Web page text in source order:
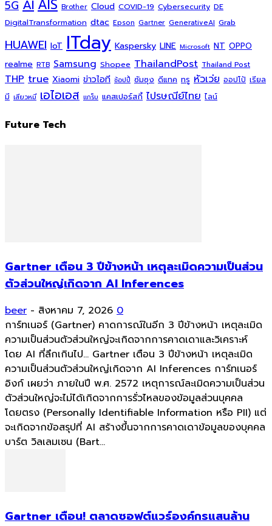
5G AI AIS Brother Cloud COVID-19 Cybersecurity DE
DigitalTransformation dtac Epson Gartner GenerativeAI Grab
HUAWEI IoT ITday Kaspersky LINE Microsoft NT OPPO
realme RTB Samsung Shopee ThailandPost Thailand Post
THP true Xiaomi ข่าวไอที ช้อปปี้ ซัมซุง ดีแทค ทรู หัวเว่ย ออปโป้ เรียล
มี เสียวหมี่ เอไอเอส แกร็บ แคสเปอร์สกี้ ไปรษณีย์ไทย ไลน์
Future Tech
Gartner เตือน 3 ปีข้างหน้า เหตุละเมิดความเป็นส่วน
ตัวส่วนใหญ่เกิดจาก AI Inferences
beer - สิงหาคม 7, 2026 0
การ์ทเนอร์ (Gartner) คาดการณ์ในอีก 3 ปีข้างหน้า เหตุละเมิด
ความเป็นส่วนตัวส่วนใหญ่จะเกิดจากการคาดเดาและวิเคราะห์
โดย AI ที่ลึกเกินไป... Gartner เตือน 3 ปีข้างหน้า เหตุละเมิด
ความเป็นส่วนตัวส่วนใหญ่เกิดจาก AI Inferences การ์ทเนอร์
อิงก์ เผยว่า ภายในปี พ.ศ. 2572 เหตุการณ์ละเมิดความเป็นส่วน
ตัวส่วนใหญ่จะไม่ได้เกิดจากการรั่วไหลของข้อมูลส่วนบุคคล
โดยตรง (Personally Identifiable Information หรือ PII) แต่
จะเกิดจากข้อสรุปที่ AI สร้างขึ้นจากการคาดเดาข้อมูลของบุคคล
บาร์ต วิลเลมเซน (Bart...
Gartner เตือน! ตลาดซอฟต์แวร์องค์กรแสนล้าน